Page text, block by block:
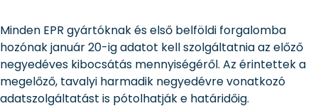
Minden EPR gyártóknak és első belföldi forgalomba
hozónak január 20-ig adatot kell szolgáltatnia az előző
negyedéves kibocsátás mennyiségéről. Az érintettek a
megelőző, tavalyi harmadik negyedévre vonatkozó
adatszolgáltatást is pótolhatják e határidőig.